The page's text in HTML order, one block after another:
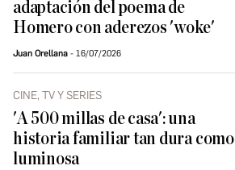
adaptación del poema de
Homero con aderezos 'woke'
Juan Orellana 16/07/2026
CINE, TV Y SERIES
'A 500 millas de casa': una
historia familiar tan dura como
luminosa